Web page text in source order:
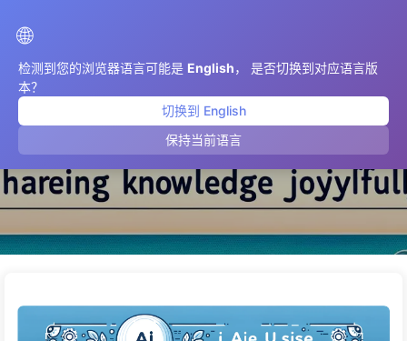
🌐
检测到您的浏览器语言可能是 English， 是否切换到对应语言版
本？
切换到 English
保持当前语言
关于